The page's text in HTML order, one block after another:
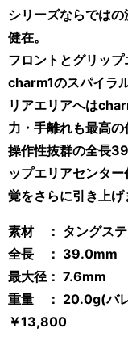
シリーズならでは
健在。
フロントとグリッ
charm1のスパイラ
リアエリアへは
力・手離れも最高の
操作性抜群の全長
ップエリアセンタ
覚をさらに引き上げ
素材 ： タングス
全長 ： 39.0mm
最大径： 7.6mm
重量 ： 20.0g(バ
￥13,800